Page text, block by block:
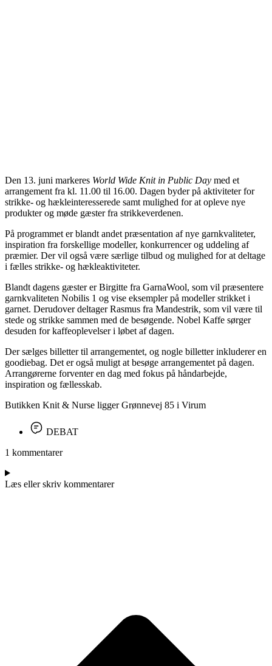
Den 13. juni markeres World Wide Knit in Public Day med et
arrangement fra kl. 11.00 til 16.00. Dagen byder på aktiviteter for
strikke- og hækleinteresserede samt mulighed for at opleve nye
produkter og møde gæster fra strikkeverdenen.
På programmet er blandt andet præsentation af nye garnkvaliteter,
inspiration fra forskellige modeller, konkurrencer og uddeling af
præmier. Der vil også være særlige tilbud og mulighed for at deltage
i fælles strikke- og hækleaktiviteter.
Blandt dagens gæster er Birgitte fra GarnaWool, som vil præsentere
garnkvaliteten Nobilis 1 og vise eksempler på modeller strikket i
garnet. Derudover deltager Rasmus fra Mandestrik, som vil være til
stede og strikke sammen med de besøgende. Nobel Kaffe sørger
desuden for kaffeoplevelser i løbet af dagen.
Der sælges billetter til arrangementet, og nogle billetter inkluderer en
goodiebag. Det er også muligt at besøge arrangementet på dagen.
Arrangørerne forventer en dag med fokus på håndarbejde,
inspiration og fællesskab.
Butikken Knit & Nurse ligger Grønnevej 85 i Virum
DEBAT
1 kommentarer
Læs eller skriv kommentarer